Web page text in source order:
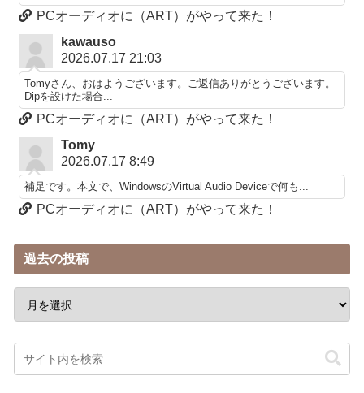
PCオーディオに（ART）がやって来た！
kawauso
2026.07.17 21:03
Tomyさん、おはようございます。ご返信ありがとうございます。
Dipを設けた場合...
PCオーディオに（ART）がやって来た！
Tomy
2026.07.17 8:49
補足です。本文で、WindowsのVirtual Audio Deviceで何も...
PCオーディオに（ART）がやって来た！
過去の投稿